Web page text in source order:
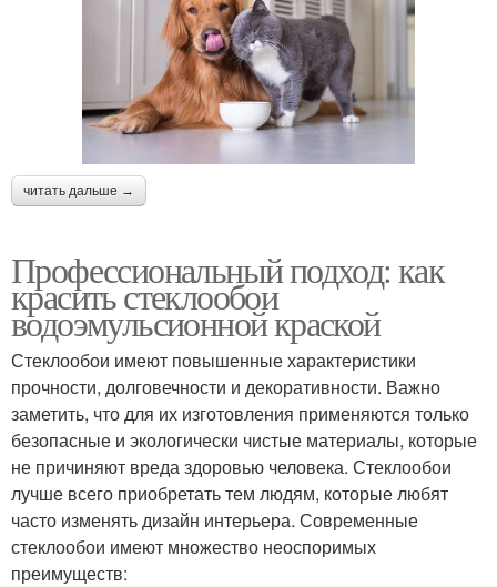
читать дальше →
Профессиональный подход: как
красить стеклообои
водоэмульсионной краской
Стеклообои имеют повышенные характеристики
прочности, долговечности и декоративности. Важно
заметить, что для их изготовления применяются только
безопасные и экологически чистые материалы, которые
не причиняют вреда здоровью человека. Стеклообои
лучше всего приобретать тем людям, которые любят
часто изменять дизайн интерьера. Современные
стеклообои имеют множество неоспоримых
преимуществ: